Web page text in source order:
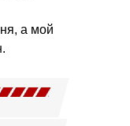
а мой